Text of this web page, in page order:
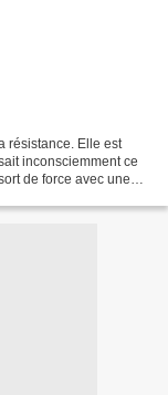
résistance. Elle est
inconsciemment ce
de force avec une